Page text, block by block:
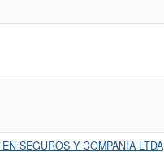
SEGUROS Y COMPANIA LTDA